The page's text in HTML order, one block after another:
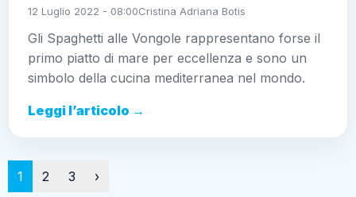
12 Luglio 2022 - 08:00Cristina Adriana Botis
Gli Spaghetti alle Vongole rappresentano forse il
primo piatto di mare per eccellenza e sono un
simbolo della cucina mediterranea nel mondo.
Leggi l’articolo →
Paginazione
1 2 3 ›